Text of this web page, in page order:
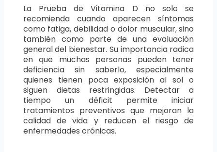
La Prueba de Vitamina D no solo se
recomienda cuando aparecen síntomas
como fatiga, debilidad o dolor muscular, sino
también como parte de una evaluación
general del bienestar. Su importancia radica
en que muchas personas pueden tener
deficiencia sin saberlo, especialmente
quienes tienen poca exposición al sol o
siguen dietas restringidas. Detectar a
tiempo un déficit permite iniciar
tratamientos preventivos que mejoran la
calidad de vida y reducen el riesgo de
enfermedades crónicas.